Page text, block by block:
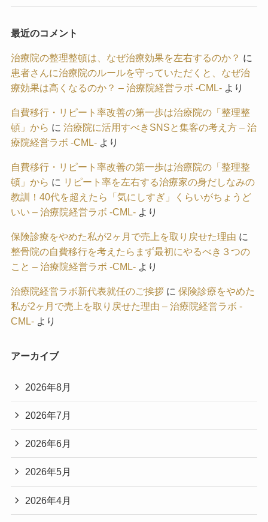
最近のコメント
治療院の整理整頓は、なぜ治療効果を左右するのか？ に
患者さんに治療院のルールを守っていただくと、なぜ治
療効果は高くなるのか？ – 治療院経営ラボ -CML-より
自費移行・リピート率改善の第一歩は治療院の「整理整
頓」から に 治療院に活用すべきSNSと集客の考え方 – 治
療院経営ラボ -CML-より
自費移行・リピート率改善の第一歩は治療院の「整理整
頓」から に リピート率を左右する治療家の身だしなみの
教訓！40代を超えたら「気にしすぎ」くらいがちょうど
いい – 治療院経営ラボ -CML-より
保険診療をやめた私が2ヶ月で売上を取り戻せた理由 に
整骨院の自費移行を考えたらまず最初にやるべき３つの
こと – 治療院経営ラボ -CML-より
治療院経営ラボ新代表就任のご挨拶に 保険診療をやめた
私が2ヶ月で売上を取り戻せた理由 – 治療院経営ラボ -
CML-より
アーカイブ
2026年8月
2026年7月
2026年6月
2026年5月
2026年4月